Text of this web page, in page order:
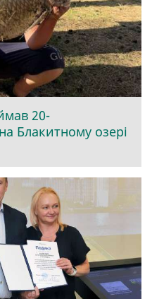
20-
Блакитному озері